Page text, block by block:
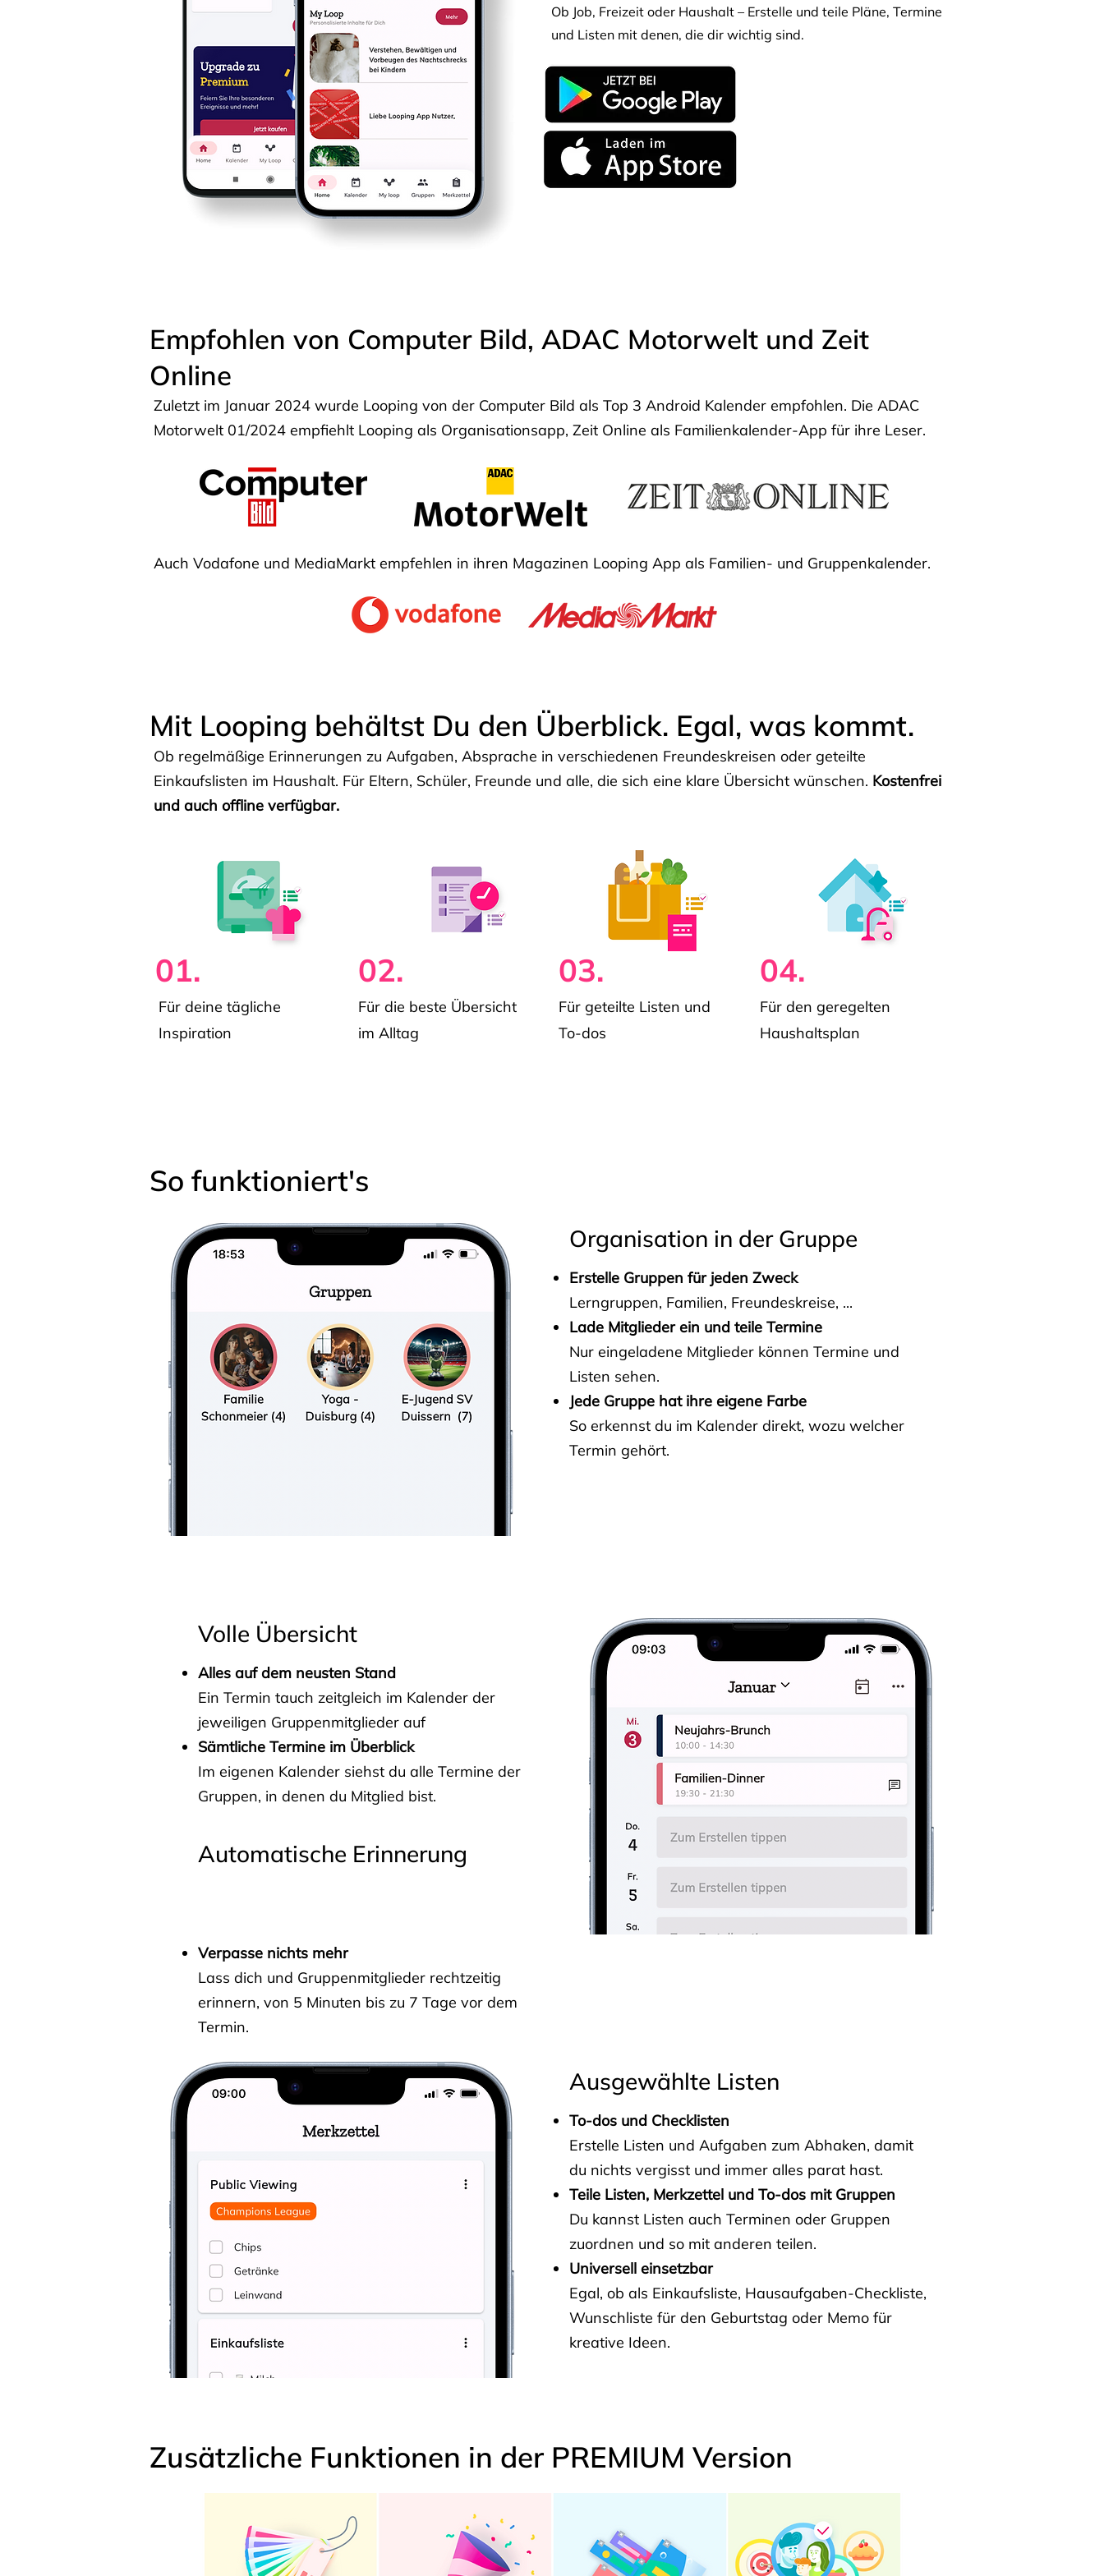
Ob Job, Freizeit oder Haushalt – Erstelle und teile Pläne, Termine
und Listen mit denen, die dir wichtig sind.
Empfohlen von Computer Bild, ADAC Motorwelt und Zeit
Online
Zuletzt im Januar 2024 wurde Looping von der Computer Bild als Top 3 Android Kalender empfohlen. Die ADAC
Motorwelt 01/2024 empfiehlt Looping als Organisationsapp, Zeit Online als Familienkalender-App für ihre Leser.
Auch Vodafone und MediaMarkt empfehlen in ihren Magazinen Looping App als Familien- und Gruppenkalender.
Mit Looping behältst Du den Überblick. Egal, was kommt.
Ob regelmäßige Erinnerungen zu Aufgaben, Absprache in verschiedenen Freundeskreisen oder geteilte
Einkaufslisten im Haushalt. Für Eltern, Schüler, Freunde und alle, die sich eine klare Übersicht wünschen. Kostenfrei
und auch offline verfügbar.
01.
Für deine tägliche
Inspiration
02.
Für die beste Übersicht
im Alltag
03.
Für geteilte Listen und
To-dos
04.
Für den geregelten
Haushaltsplan
So funktioniert's
Organisation in der Gruppe
Erstelle Gruppen für jeden Zweck
Lerngruppen, Familien, Freundeskreise, ...
Lade Mitglieder ein und teile Termine
Nur eingeladene Mitglieder können Termine und
Listen sehen.
Jede Gruppe hat ihre eigene Farbe
So erkennst du im Kalender direkt, wozu welcher
Termin gehört.
Volle Übersicht
Alles auf dem neusten Stand
Ein Termin tauch zeitgleich im Kalender der
jeweiligen Gruppenmitglieder auf
Sämtliche Termine im Überblick
Im eigenen Kalender siehst du alle Termine der
Gruppen, in denen du Mitglied bist.
Automatische Erinnerung
Verpasse nichts mehr
Lass dich und Gruppenmitglieder rechtzeitig
erinnern, von 5 Minuten bis zu 7 Tage vor dem
Termin.
Ausgewählte Listen
To-dos und Checklisten
Erstelle Listen und Aufgaben zum Abhaken, damit
du nichts vergisst und immer alles parat hast.
Teile Listen, Merkzettel und To-dos mit Gruppen
Du kannst Listen auch Terminen oder Gruppen
zuordnen und so mit anderen teilen.
Universell einsetzbar
Egal, ob als Einkaufsliste, Hausaufgaben-Checkliste,
Wunschliste für den Geburtstag oder Memo für
kreative Ideen.
Zusätzliche Funktionen in der PREMIUM Version